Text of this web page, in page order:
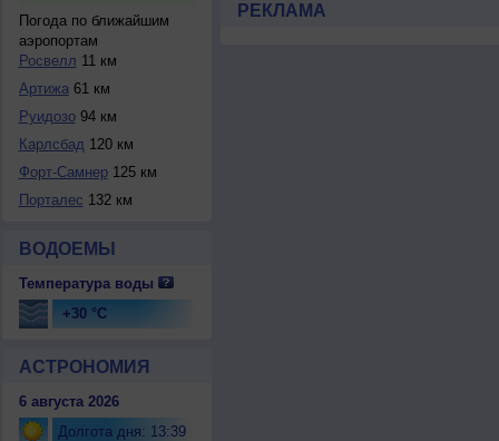
Погода по ближайшим
аэропортам
Росвелл 11 км
Артижа61 км
Руидозо94 км
Карлсбад 120 км
Форт-Самнер125 км
Порталес 132 км
ВОДОЕМЫ
Температура воды
+30 °C
АСТРОНОМИЯ
6 августа 2026
Долгота дня: 13:39
РЕКЛАМА